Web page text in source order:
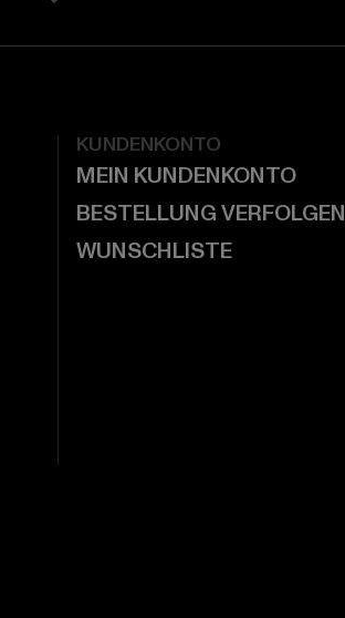
KUNDENKONTO
MEIN KUNDENKONTO
BESTELLUNG VERFOLGEN
WUNSCHLISTE